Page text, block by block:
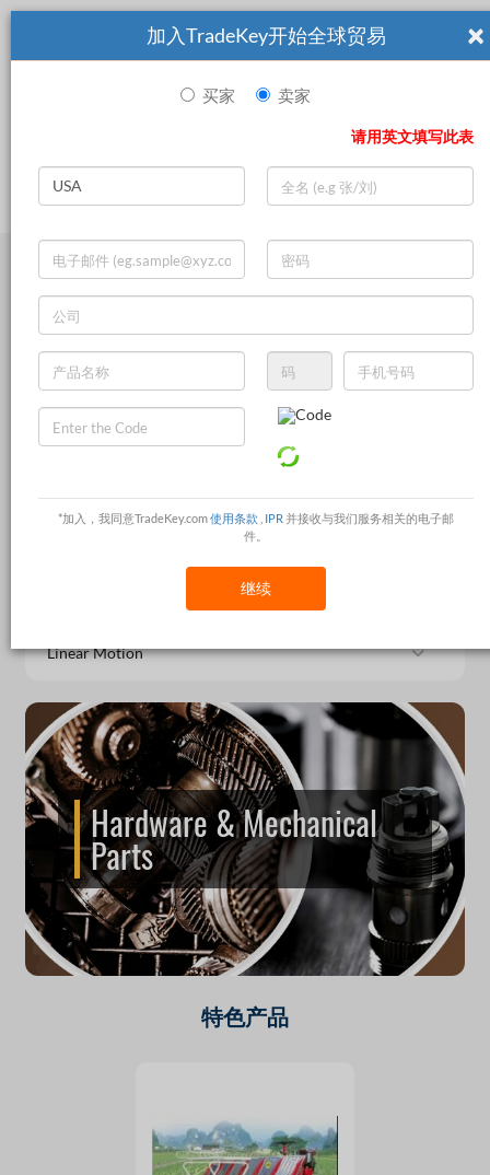
Search
Live Chat
×
加入TradeKey开始全球贸易
买家 卖家
请用英文填写此表
*加入，我同意TradeKey.com使用条款 IPR并接收与我们服务相关的电子邮
件。
继续
Valves
General Hardware
Mechanical Components
Linear Motion
Hardware & Mechanical
Parts
特色产品